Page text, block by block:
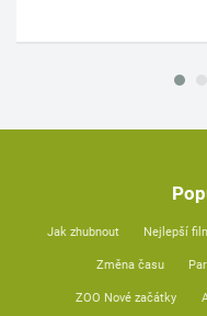
Jak zhubnout Nejlepší
Změna času
ZOO Nové začátky